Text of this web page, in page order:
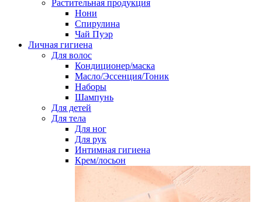
Растительная продукция
Нони
Спирулина
Чай Пуэр
Личная гигиена
Для волос
Кондиционер/маска
Масло/Эссенция/Тоник
Наборы
Шампунь
Для детей
Для тела
Для ног
Для рук
Интимная гигиена
Крем/лосьон